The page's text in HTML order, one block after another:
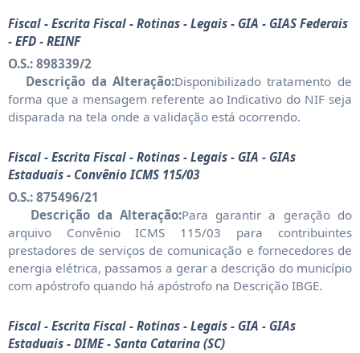
Fiscal - Escrita Fiscal - Rotinas - Legais - GIA - GIAS Federais
- EFD - REINF
O.S.: 898339/2
Descrição da Alteração:Disponibilizado tratamento de
forma que a mensagem referente ao Indicativo do NIF seja
disparada na tela onde a validação está ocorrendo.
Fiscal - Escrita Fiscal - Rotinas - Legais - GIA - GIAs
Estaduais - Convênio ICMS 115/03
O.S.: 875496/21
Descrição da Alteração:Para garantir a geração do
arquivo Convênio ICMS 115/03 para contribuintes
prestadores de serviços de comunicação e fornecedores de
energia elétrica, passamos a gerar a descrição do município
com apóstrofo quando há apóstrofo na Descrição IBGE.
Fiscal - Escrita Fiscal - Rotinas - Legais - GIA - GIAs
Estaduais - DIME - Santa Catarina (SC)